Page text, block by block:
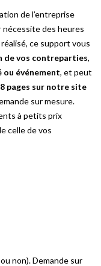
de l’entreprise
nécessite des heures
ce support vous
de vos contreparties,
événement, et peut
pages sur notre site
sur mesure.
à petits prix
celle de vos
non). Demande sur